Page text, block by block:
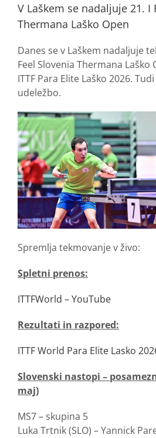
V Laškem se nadaljuje 21. I
Thermana Laško Open
Danes se v Laškem nadaljuje
Feel Slovenia Thermana Laško
ITTF Para Elite Laško 2026.
udeležbo.
Spremlja tekmovanje v živo:
Spletni prenos:
ITTFWorld – YouTube
Rezultati in razpored:
ITTF World Para Elite Lasko
Slovenski nastopi –
maj)
MS7 – skupina 5
Luka Trtnik (SLO) – Yannick